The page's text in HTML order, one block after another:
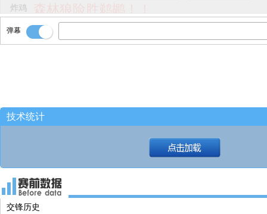
炸鸡
弹幕
技术统计
交锋历史